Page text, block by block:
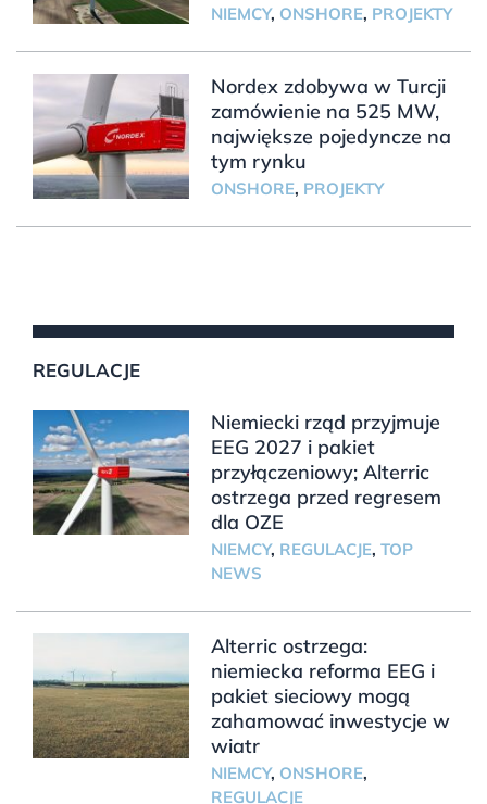
NIEMCY, ONSHORE, PROJEKTY
Nordex zdobywa w Turcji
zamówienie na 525 MW,
największe pojedyncze na
tym rynku
ONSHORE, PROJEKTY
REGULACJE
Niemiecki rząd przyjmuje
EEG 2027 i pakiet
przyłączeniowy; Alterric
ostrzega przed regresem
dla OZE
NIEMCY, REGULACJE, TOP
NEWS
Alterric ostrzega:
niemiecka reforma EEG i
pakiet sieciowy mogą
zahamować inwestycje w
wiatr
NIEMCY, ONSHORE,
REGULACJE